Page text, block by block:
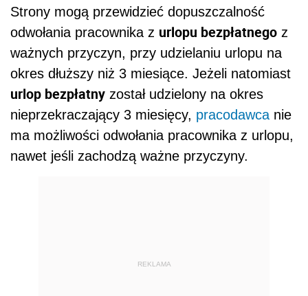
Strony mogą przewidzieć dopuszczalność
odwołania pracownika z urlopu bezpłatnego z
ważnych przyczyn, przy udzielaniu urlopu na
okres dłuższy niż 3 miesiące. Jeżeli natomiast
urlop bezpłatny został udzielony na okres
nieprzekraczający 3 miesięcy, pracodawca nie
ma możliwości odwołania pracownika z urlopu,
nawet jeśli zachodzą ważne przyczyny.
REKLAMA